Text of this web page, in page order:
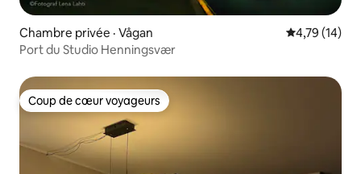
Chambre privée · Vågan Note
4,79 (14)
Port du Studio Henningsvær
Coup de cœur voyageurs
Coup de cœur voyageurs